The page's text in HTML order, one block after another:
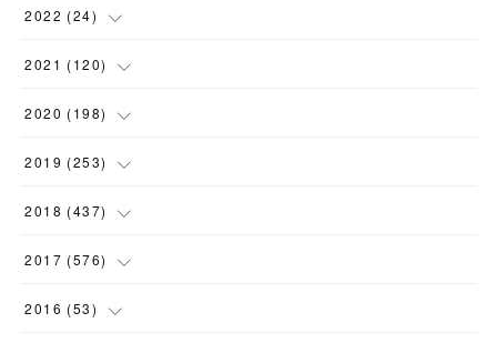
(1 )
(1)
( 1 )
(2)
(1)
(1)
(2 )
2022 (24)
(5)
(2)
(2)
( 1 )
2021 (120)
(12)
(3)
(1)
(9)
2020 (198)
(12)
(11)
(12)
(22
2019 (253)
(14)
(27)
(22
2018 (437)
(23)
(24
2017 (576)
(44
2016 (53)